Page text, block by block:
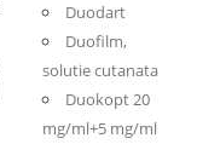
Duodart
Duofilm,
solutie cutanata
Duokopt 20
mg/ml+5 mg/ml